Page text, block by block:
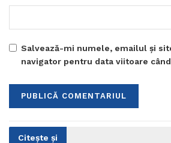
Salvează-mi numele, emailul și
navigator pentru data viitoare
Citește și